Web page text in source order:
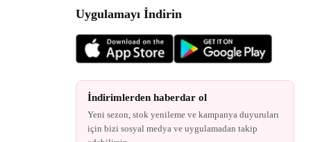
Uygulamayı İndirin
İndirimlerden haberdar ol
Yeni sezon, stok yenileme ve kampanya duyuruları
için bizi sosyal medya ve uygulamadan takip